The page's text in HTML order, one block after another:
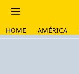
HOME AMÉRICA